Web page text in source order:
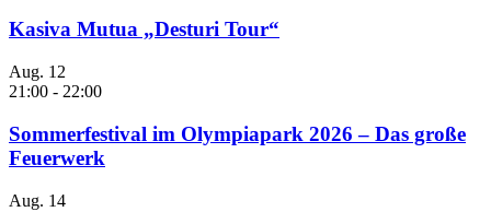
Kasiva Mutua „Desturi Tour“
Aug. 12
21:00 - 22:00
Sommerfestival im Olympiapark 2026 – Das große
Feuerwerk
Aug. 14